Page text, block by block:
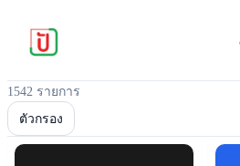
1542 รายการ
ตัวกรอง